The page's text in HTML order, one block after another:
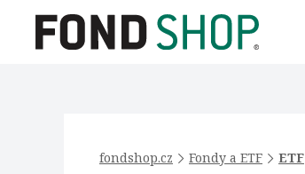
fondshop.cz Fondy a ETF ETF